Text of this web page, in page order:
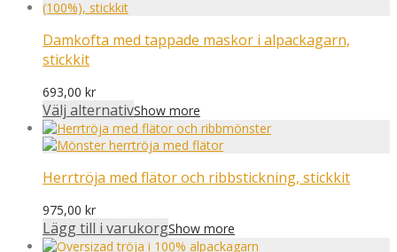
Damkofta med tappade maskor i alpackagarn,
stickkit
693,00 kr
Välj alternativShow more
Herrtröja med flätor och ribbstickning, stickkit
975,00 kr
Lägg till i varukorgShow more